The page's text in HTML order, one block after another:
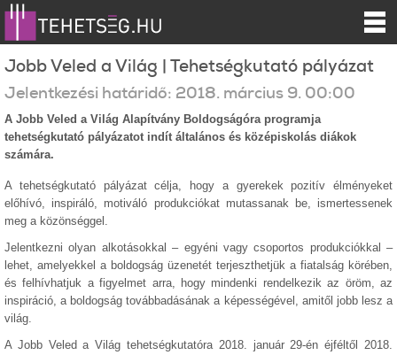
Jobb Veled a Világ | Tehetségkutató pályázat
Jelentkezési határidő: 2018. március 9. 00:00
A Jobb Veled a Világ Alapítvány Boldogságóra programja
tehetségkutató pályázatot indít általános és középiskolás diákok
számára.
A tehetségkutató pályázat célja, hogy a gyerekek pozitív élményeket
előhívó, inspiráló, motiváló produkciókat mutassanak be, ismertessenek
meg a közönséggel.
Jelentkezni olyan alkotásokkal – egyéni vagy csoportos produkciókkal –
lehet, amelyekkel a boldogság üzenetét terjeszthetjük a fiatalság körében,
és felhívhatjuk a figyelmet arra, hogy mindenki rendelkezik az öröm, az
inspiráció, a boldogság továbbadásának a képességével, amitől jobb lesz a
világ.
A Jobb Veled a Világ tehetségkutatóra 2018. január 29-én éjféltől 2018.